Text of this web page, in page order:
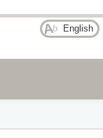
English